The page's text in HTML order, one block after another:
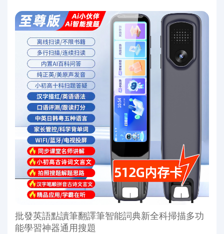
批發英語點讀筆翻譯筆智能詞典新全科掃描多功
能學習神器通用搜題